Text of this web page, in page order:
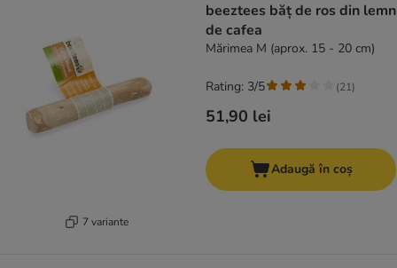
7 variante
beeztees băț de ros din lemn
de cafea
Mărimea M (aprox. 15 - 20 cm)
51,90 lei
Rating: 3/5 (21)
Adaugă în coș